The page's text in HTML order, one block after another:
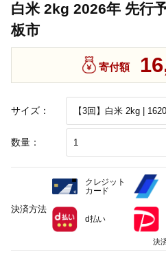
白米 2kg 2026年 先行
板市
サイズ：
数量：
寄付額
決済方法
クレジット
カード
d払い
決